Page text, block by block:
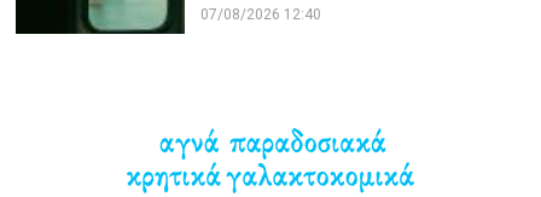
07/08/2026 12:40